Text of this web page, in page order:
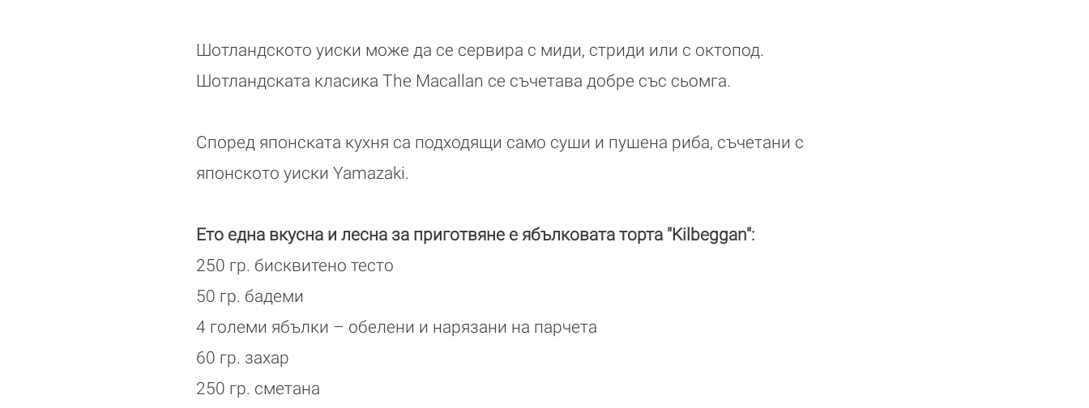
Шотландското уиски може да се сервира с миди, стриди или с октопод.
Шотландската класика The Macallan се съчетава добре със сьомга.
Според японската кухня са подходящи само суши и пушена риба, съчетани с
японското уиски Yamazaki.
Ето една вкусна и лесна за приготвяне е ябълковата торта "Kilbeggan":
250 гр. бисквитено тесто
50 гр. бадеми
4 големи ябълки – обелени и нарязани на парчета
60 гр. захар
250 гр. сметана